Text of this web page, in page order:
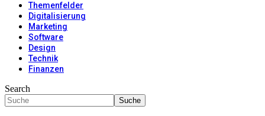
Themenfelder
Digitalisierung
Marketing
Software
Design
Technik
Finanzen
Search